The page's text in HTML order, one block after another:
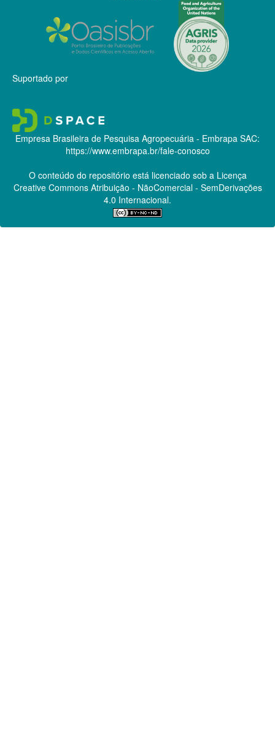
Suportado por
Empresa Brasileira de Pesquisa Agropecuária - Embrapa SAC:
https://www.embrapa.br/fale-conosco
O conteúdo do repositório está licenciado sob a Licença
Creative CommonsAtribuição - NãoComercial - SemDerivações
4.0 Internacional.